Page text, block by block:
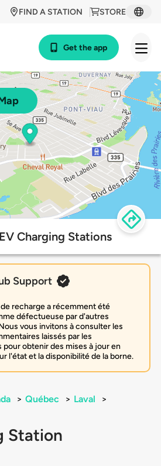
STORE
FIND A STATION
Get the app
Charging Stations
Support
recharge a récemment été
défectueuse par d'autres
vous invitons à consulter les
laissés par les
obtenir des mises à jour en
l'état et la disponibilité de la borne.
> Québec > Laval
>
Station